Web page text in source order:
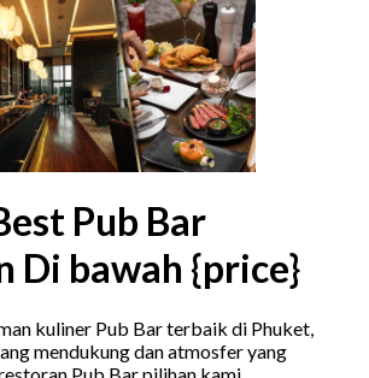
Pub Bar
Di bawah {price}
kuliner Pub Bar terbaik di Phuket,
mendukung dan atmosfer yang